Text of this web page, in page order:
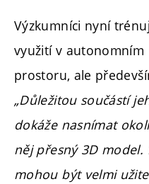
Výzkumníci nyní
využití v
prostoru, ale
„Důležitou součástí
dokáže nasnímat
něj přesný 3D model.
mohou být velmi